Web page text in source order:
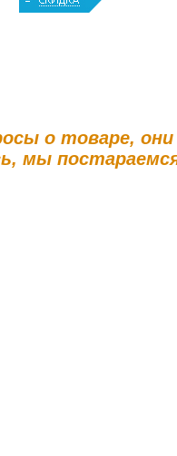
о товаре,
мы